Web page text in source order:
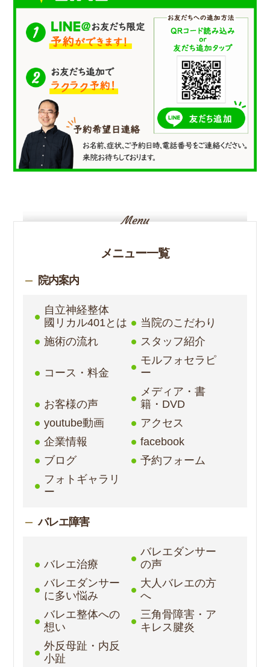
メニュー一覧
院内案内
自立神経整体
國リカル401とは
当院のこだわり
施術の流れ
スタッフ紹介
コース・料金
モルフォセラピ
ー
お客様の声
メディア・書
籍・DVD
youtube動画
アクセス
企業情報
facebook
ブログ
予約フォーム
フォトギャラリ
ー
バレエ障害
バレエ治療
バレエダンサー
の声
バレエダンサー
に多い悩み
大人バレエの方
へ
バレエ整体への
想い
三角骨障害・ア
キレス腱炎
外反母趾・内反
小趾